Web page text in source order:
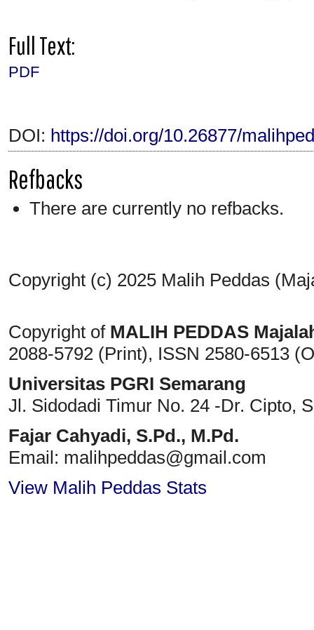
Full Text:
PDF
DOI: https://doi.org/10.26877/
Refbacks
There are currently no refbacks.
Copyright (c) 2025 Malih Peddas
Copyright ofMALIH PEDDAS
2088-5792 (Print), ISSN 2580-6513
Universitas PGRI Semarang
Jl. Sidodadi Timur No. 24 -Dr. Cipto,
Fajar Cahyadi, S.Pd., M.Pd.
Email: malihpeddas@gmail.com
View Malih Peddas Stats